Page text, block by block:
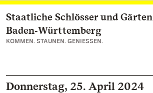
Zum Hauptinhalt springen
Staatliche Schlösser und Gärten
Baden‑Württemberg
KOMMEN. STAUNEN. GENIESSEN.
Donnerstag, 25. April 2024